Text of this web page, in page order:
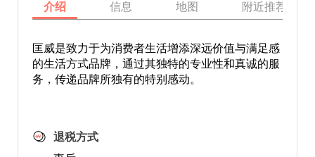
介绍 信息 地图 附近推荐景点
匡威是致力于为消费者生活增添深远价值与满足感
的生活方式品牌，通过其独特的专业性和真诚的服
务，传递品牌所独有的特别感动。
退税方式